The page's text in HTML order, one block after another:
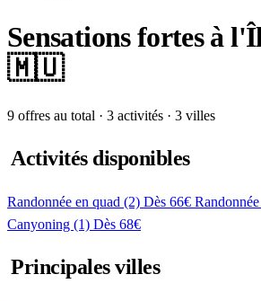
Sensations fortes à
🇲🇺
9 offres au total · 3 activités · 3 villes
Activités disponibles
Randonnée en quad (2) Dès 66€
Canyoning (1) Dès 68€
Principales villes